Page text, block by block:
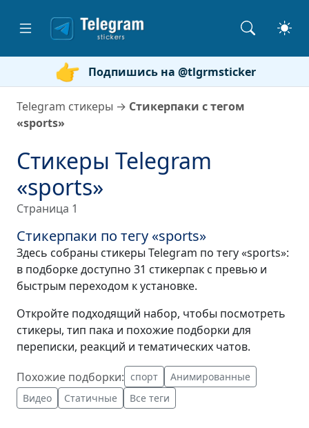
Подпишись на @tlgrmsticker
Telegram стикеры → Стикерпаки с тегом
«sports»
Стикеры Telegram
«sports»
Страница 1
Стикерпаки по тегу «sports»
Здесь собраны стикеры Telegram по тегу «sports»:
в подборке доступно 31 стикерпак с превью и
быстрым переходом к установке.
Откройте подходящий набор, чтобы посмотреть
стикеры, тип пака и похожие подборки для
переписки, реакций и тематических чатов.
Похожие подборки: спорт
Анимированные
Видео
Статичные Все теги